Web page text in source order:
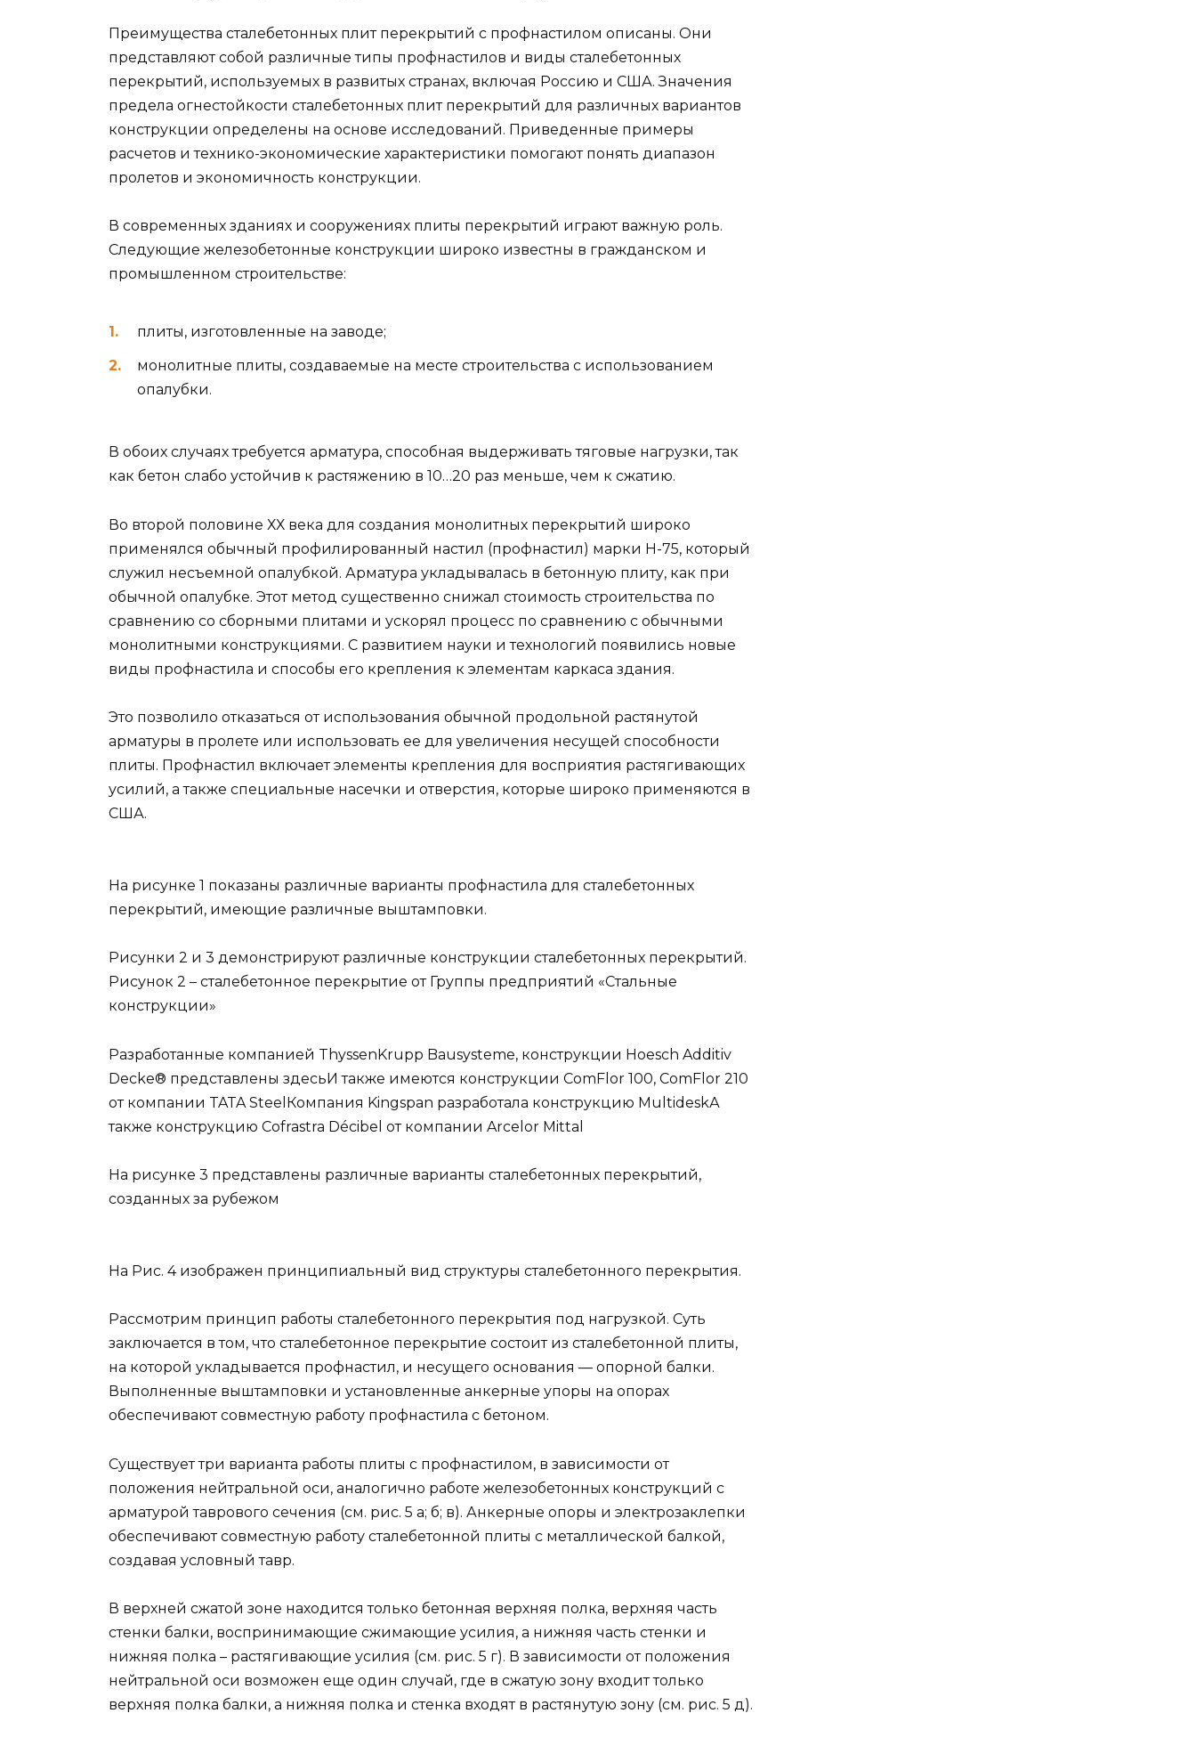
Преимущества сталебетонных плит перекрытий с профнастилом описаны. Они
представляют собой различные типы профнастилов и виды сталебетонных
перекрытий, используемых в развитых странах, включая Россию и США. Значения
предела огнестойкости сталебетонных плит перекрытий для различных вариантов
конструкции определены на основе исследований. Приведенные примеры
расчетов и технико-экономические характеристики помогают понять диапазон
пролетов и экономичность конструкции.
В современных зданиях и сооружениях плиты перекрытий играют важную роль.
Следующие железобетонные конструкции широко известны в гражданском и
промышленном строительстве:
плиты, изготовленные на заводе;
монолитные плиты, создаваемые на месте строительства с использованием
опалубки.
В обоих случаях требуется арматура, способная выдерживать тяговые нагрузки, так
как бетон слабо устойчив к растяжению в 10…20 раз меньше, чем к сжатию.
Во второй половине ХХ века для создания монолитных перекрытий широко
применялся обычный профилированный настил (профнастил) марки Н-75, который
служил несъемной опалубкой. Арматура укладывалась в бетонную плиту, как при
обычной опалубке. Этот метод существенно снижал стоимость строительства по
сравнению со сборными плитами и ускорял процесс по сравнению с обычными
монолитными конструкциями. С развитием науки и технологий появились новые
виды профнастила и способы его крепления к элементам каркаса здания.
Это позволило отказаться от использования обычной продольной растянутой
арматуры в пролете или использовать ее для увеличения несущей способности
плиты. Профнастил включает элементы крепления для восприятия растягивающих
усилий, а также специальные насечки и отверстия, которые широко применяются в
США.
На рисунке 1 показаны различные варианты профнастила для сталебетонных
перекрытий, имеющие различные выштамповки.
Рисунки 2 и 3 демонстрируют различные конструкции сталебетонных перекрытий.
Рисунок 2 – сталебетонное перекрытие от Группы предприятий «Стальные
конструкции»
Разработанные компанией ThyssenKrupp Bausysteme, конструкции Hoesch Additiv
Decke® представлены здесьИ также имеются конструкции ComFlor 100, ComFlor 210
от компании TATA Steel Компания Kingspan разработала конструкцию MultideskА
также конструкцию Cofrastra Décibel от компании Arcelor Mittal
На рисунке 3 представлены различные варианты сталебетонных перекрытий,
созданных за рубежом
На Рис. 4 изображен принципиальный вид структуры сталебетонного перекрытия.
Рассмотрим принцип работы сталебетонного перекрытия под нагрузкой. Суть
заключается в том, что сталебетонное перекрытие состоит из сталебетонной плиты,
на которой укладывается профнастил, и несущего основания — опорной балки.
Выполненные выштамповки и установленные анкерные упоры на опорах
обеспечивают совместную работу профнастила с бетоном.
Существует три варианта работы плиты с профнастилом, в зависимости от
положения нейтральной оси, аналогично работе железобетонных конструкций с
арматурой таврового сечения (см. рис. 5 а; б; в). Анкерные опоры и электрозаклепки
обеспечивают совместную работу сталебетонной плиты с металлической балкой,
создавая условный тавр.
В верхней сжатой зоне находится только бетонная верхняя полка, верхняя часть
стенки балки, воспринимающие сжимающие усилия, а нижняя часть стенки и
нижняя полка – растягивающие усилия (см. рис. 5 г). В зависимости от положения
нейтральной оси возможен еще один случай, где в сжатую зону входит только
верхняя полка балки, а нижняя полка и стенка входят в растянутую зону (см. рис. 5 д).